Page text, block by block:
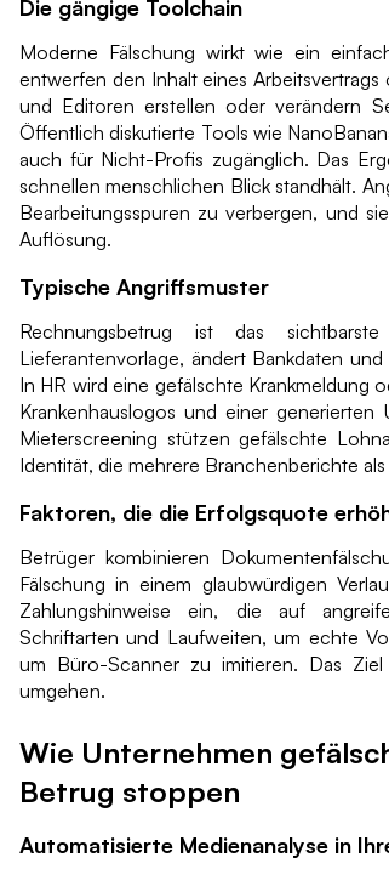
Die gängige Toolchain
Moderne Fälschung wirkt wie ein
entwerfen den Inhalt eines
und Editoren erstellen oder verändern
Öffentlich diskutierte Tools wie
auch für Nicht-Profis zugänglich. Das
schnellen menschlichen Blick standhält.
Bearbeitungsspuren zu verbergen, und
Auflösung.
Typische Angriffsmuster
Rechnungsbetrug ist das
Lieferantenvorlage, ändert Bankdaten
In HR wird eine gefälschte Krankmeldung
Krankenhauslogos und einer
Mieterscreening stützen gefälschte
Identität, die mehrere Branchenberichte
Faktoren, die die Erfolgsquote
Betrüger kombinieren
Fälschung in einem glaubwürdigen
Zahlungshinweise ein, die auf
Schriftarten und Laufweiten, um echte
um Büro-Scanner zu imitieren. Das
umgehen.
Wie Unternehmen
Betrug stoppen
Automatisierte Medienanalyse in